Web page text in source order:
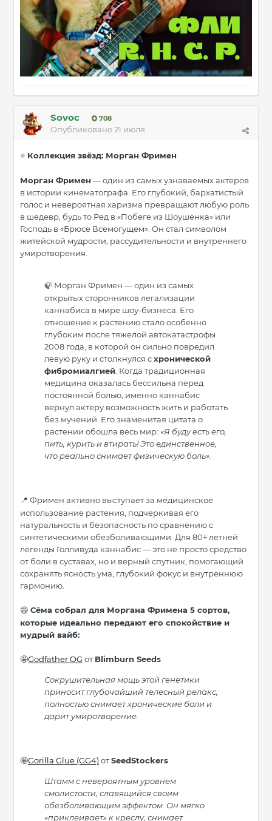
Sovoc 708
Опубликовано21 июля
⭐ Коллекция звёзд: Морган Фримен
Морган Фримен — один из самых узнаваемых актеров
в истории кинематографа. Его глубокий, бархатистый
голос и невероятная харизма превращают любую роль
в шедевр, будь то Ред в «Побеге из Шоушенка» или
Господь в «Брюсе Всемогущем». Он стал символом
житейской мудрости, рассудительности и внутреннего
умиротворения.
🍃 Морган Фримен — один из самых
открытых сторонников легализации
каннабиса в мире шоу-бизнеса. Его
отношение к растению стало особенно
глубоким после тяжелой автокатастрофы
2008 года, в которой он сильно повредил
левую руку и столкнулся схронической
фибромиалгией. Когда традиционная
медицина оказалась бессильна перед
постоянной болью, именно каннабис
вернул актеру возможность жить и работать
без мучений. Его знаменитая цитата о
растении обошла весь мир: «Я буду есть его,
пить, курить и втирать! Это единственное,
что реально снимает физическую боль».
📍 Фримен активно выступает за медицинское
использование растения, подчеркивая его
натуральность и безопасность по сравнению с
синтетическими обезболивающими. Для 80+ летней
легенды Голливуда каннабис — это не просто средство
от боли в суставах, но и верный спутник, помогающий
сохранять ясность ума, глубокий фокус и внутреннюю
гармонию.
😄 Сёма собрал для Моргана Фримена 5 сортов,
которые идеально передают его спокойствие и
мудрый вайб:
🤩Godfather OG от Blimburn Seeds
Cокрушительная мощь этой генетики
приносит глубочайший телесный релакс,
полностью снимает хронические боли и
дарит умиротворение.
🤩Gorilla Glue (GG4) отSeedStockers
Штамм с невероятным уровнем
смолистости, славящийся своим
обезболивающим эффектом. Он мягко
«приклеивает» к креслу, снимает